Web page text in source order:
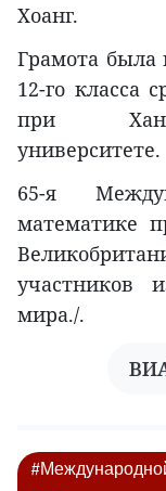
Хоанг.
Грамота
12-го класса
при
университете.
65-я
математике
участников
мира./.